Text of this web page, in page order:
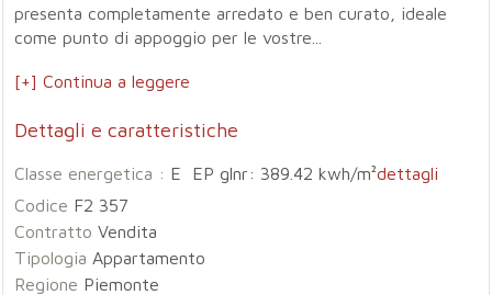
presenta completamente arredato e ben curato, ideale
come punto di appoggio per le vostre...
[+] Continua a leggere
Dettagli e caratteristiche
Classe energetica : E EP glnr: 389.42 kwh/m²dettagli
Codice F2 357
Contratto Vendita
Tipologia Appartamento
Regione Piemonte